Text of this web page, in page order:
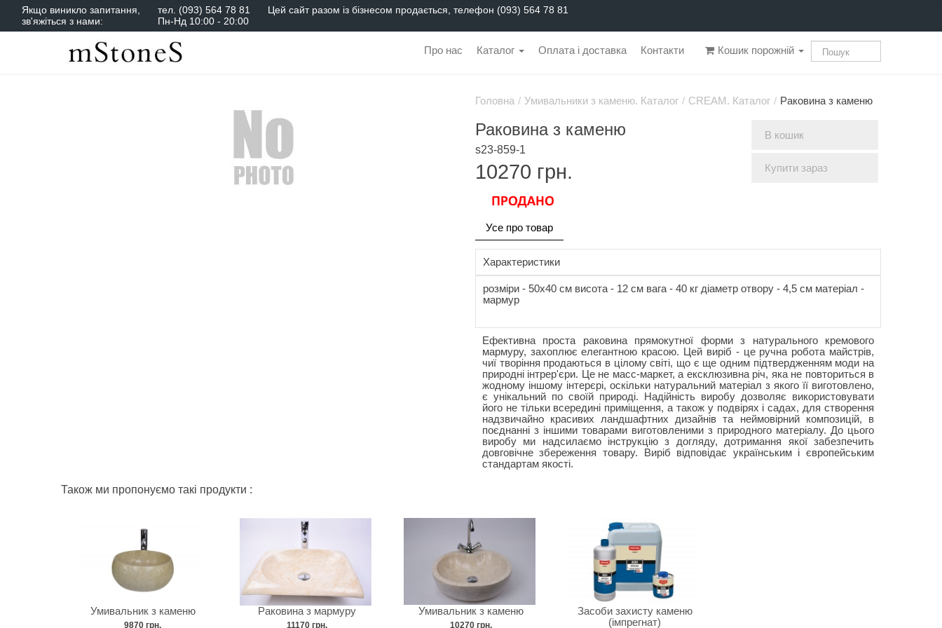
Якщо виникло запитання,
зв'яжіться з нами:
тел. (093) 564 78 81
Пн-Нд 10:00 - 20:00
Цей сайт разом із бізнесом продається, телефон (093) 564 78 81
Кошик порожній
Про нас Каталог Оплата і доставка Контакти
Головна / Умивальники з каменю. Каталог / CREAM. Каталог / Раковина з каменю
Раковина з каменю
s23-859-1
10270 грн.
В кошик
Купити зараз
Усе про товар
Характеристики
розміри - 50x40 см висота - 12 см вага - 40 кг діаметр отвору - 4,5 см матеріал -
мармур
Ефективна проста раковина прямокутної форми з натурального кремового
мармуру, захоплює елегантною красою. Цей виріб - це ручна робота майстрів,
чиї творіння продаються в цілому світі, що є ще одним підтвердженням моди на
природні інтрер'єри. Це не масс-маркет, а ексклюзивна річ, яка не повториться в
жодному іншому інтерєрі, оскільки натуральний матеріал з якого її виготовлено,
є унікальний по своїй природі. Надійність виробу дозволяє використовувати
його не тільки всередині приміщення, а також у подвірях і садах, для створення
надзвичайно красивих ландшафтних дизайнів та неймовірний композицій, в
поєднанні з іншими товарами виготовленими з природного матеріалу. До цього
виробу ми надсилаємо інструкцію з догляду, дотримання якої забезпечить
довговічне збереження товару. Виріб відповідає українським і європейським
стандартам якості.
Також ми пропонуємо такі продукти :
Умивальник з каменю
9870 грн.
Раковина з мармуру
11170 грн.
Умивальник з каменю
10270 грн.
Засоби захисту каменю
(імпрегнат)